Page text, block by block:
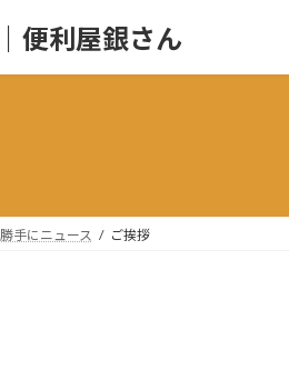
便利屋銀さん
手にニュース ご挨拶